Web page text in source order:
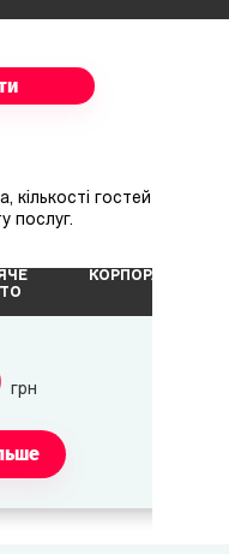
кількості гостей
послуг.
КОРПОРАТИВ
грн